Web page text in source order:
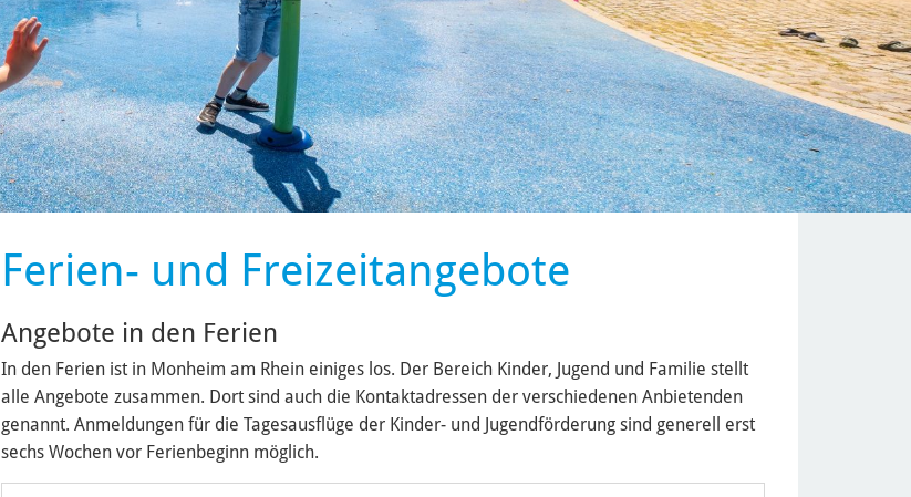
Ferien- und Freizeitangebote
Angebote in den Ferien
In den Ferien ist in Monheim am Rhein einiges los. Der Bereich Kinder, Jugend und Familie stellt
alle Angebote zusammen. Dort sind auch die Kontaktadressen der verschiedenen Anbietenden
genannt. Anmeldungen für die Tagesausflüge der Kinder- und Jugendförderung sind generell erst
sechs Wochen vor Ferienbeginn möglich.